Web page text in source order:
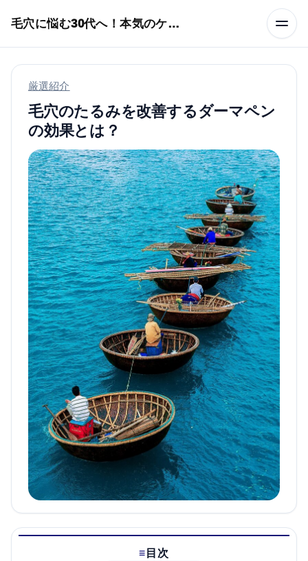
毛穴に悩む30代へ！本気のケア術特集
厳選紹介
毛穴のたるみを改善するダーマペン
の効果とは？
目次